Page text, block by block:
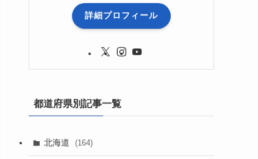
詳細プロフィール
都道府県別記事一覧
北海道 (164)